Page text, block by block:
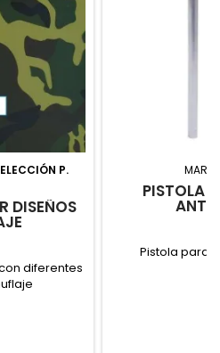
P.
DISEÑOS
diferentes
PISTOLA
Pistola para